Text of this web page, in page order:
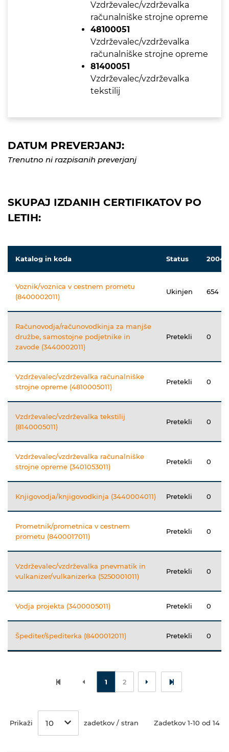
Vzdrževalec/vzdrževalka
računalniške strojne opreme
48100051
Vzdrževalec/vzdrževalka
računalniške strojne opreme
81400051
Vzdrževalec/vzdrževalka
tekstilij
DATUM PREVERJANJ:
Trenutno ni razpisanih preverjanj
SKUPAJ IZDANIH CERTIFIKATOV PO
LETIH:
Katalog in koda Status 2004
Voznik/voznica v cestnem prometu
(8400002011)
Ukinjen 654
Računovodja/računovodkinja za manjše
družbe, samostojne podjetnike in
zavode (3440002011)
Pretekli 0
Vzdrževalec/vzdrževalka računalniške
strojne opreme (4810005011)
Pretekli 0
Vzdrževalec/vzdrževalka tekstilij
(8140005011)
Pretekli 0
Vzdrževalec/vzdrževalka računalniške
strojne opreme (3401053011)
Pretekli 0
Knjigovodja/knjigovodkinja (3440004011) Pretekli 0
Prometnik/prometnica v cestnem
prometu (8400017011)
Pretekli 0
Vzdrževalec/vzdrževalka pnevmatik in
vulkanizer/vulkanizerka (5250001011)
Pretekli 0
Vodja projekta (3400005011) Pretekli 0
Špediter/špediterka (8400012011) Pretekli 0
1 2
Prikaži 10 zadetkov / stran Zadetkov 1-10 od 14